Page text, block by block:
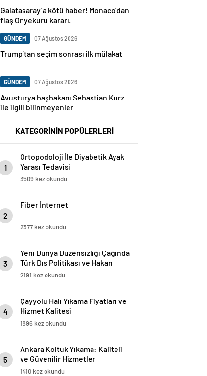
Galatasaray’a kötü haber! Monaco’dan
flaş Onyekuru kararı.
GÜNDEM 07 Ağustos 2026
Trump’tan seçim sonrası ilk mülakat
GÜNDEM 07 Ağustos 2026
Avusturya başbakanı Sebastian Kurz
ile ilgili bilinmeyenler
KATEGORİNİN POPÜLERLERİ
1
Ortopodoloji İle Diyabetik Ayak
Yarası Tedavisi
3509 kez okundu
2
Fiber İnternet
2377 kez okundu
3
Yeni Dünya Düzensizliği Çağında
Türk Dış Politikası ve Hakan
Fidan Faktörü
2191 kez okundu
4
Çayyolu Halı Yıkama Fiyatları ve
Hizmet Kalitesi
1896 kez okundu
5
Ankara Koltuk Yıkama: Kaliteli
ve Güvenilir Hizmetler
1410 kez okundu